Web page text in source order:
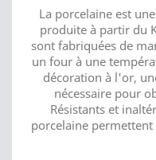
La porcelaine est
produite à partir du
sont fabriquées de
un four à une
décoration à l'or,
nécessaire pour
Résistants et
porcelaine